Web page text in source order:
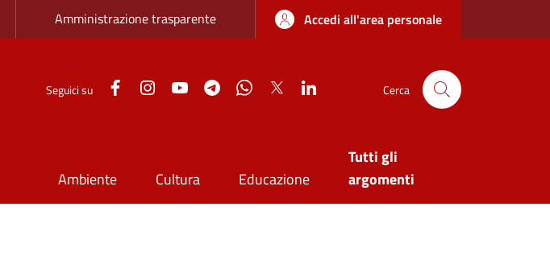
Zona superiore sottile
Amministrazione trasparente Accedi all'area personale
Seguici su FacebookInstagramYouTubeTelegramWhatsApp
Twitter Cerca
Ambiente Cultura Educazione
Tutti gli
argomenti